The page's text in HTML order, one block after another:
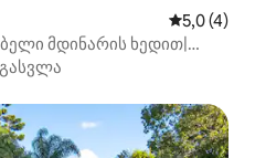
საშუალო
5,0 (4)
მდინარის ხედით|
პარკირება|4 სტუმარი
გასვლა